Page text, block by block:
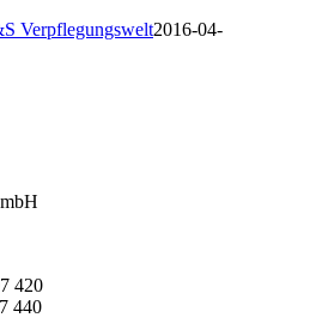
Verpflegungswelt2016-04-
420
440